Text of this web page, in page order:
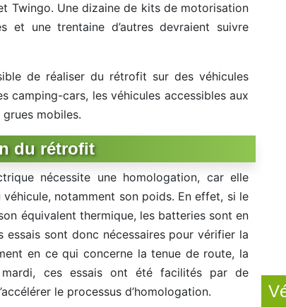
Twingo. Une dizaine de kits de motorisation
et une trentaine d’autres devraient suivre
de réaliser du rétrofit sur des véhicules
camping-cars, les véhicules accessibles aux
mobiles.
du rétrofit
nécessite une homologation, car elle
notamment son poids. En effet, si le
équivalent thermique, les batteries sont en
essais sont donc nécessaires pour vérifier la
en ce qui concerne la tenue de route, la
ces essais ont été facilités par de
le processus d’homologation.